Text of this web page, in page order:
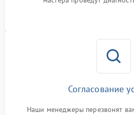
Согласование
Наши менеджеры перезвонят